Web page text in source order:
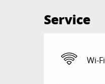
Service
Wi-Fi